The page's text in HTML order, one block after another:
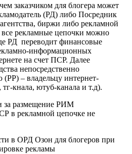
заказчиком для блогера может
(РД) либо Посредник
биржи либо рекламной
рекламные цепочки можно
РД переводит финансовые
информационных
на счет ПСР. Далее
непосредственно
(РР) – владельцу интернет-
кнала, ютуб-канала и т.д).
за размещение РИМ
в рекламной цепочке не